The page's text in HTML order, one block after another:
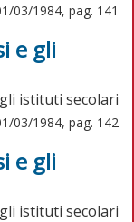
03/1984, pag. 141
e gli
istituti secolari
03/1984, pag. 142
e gli
istituti secolari